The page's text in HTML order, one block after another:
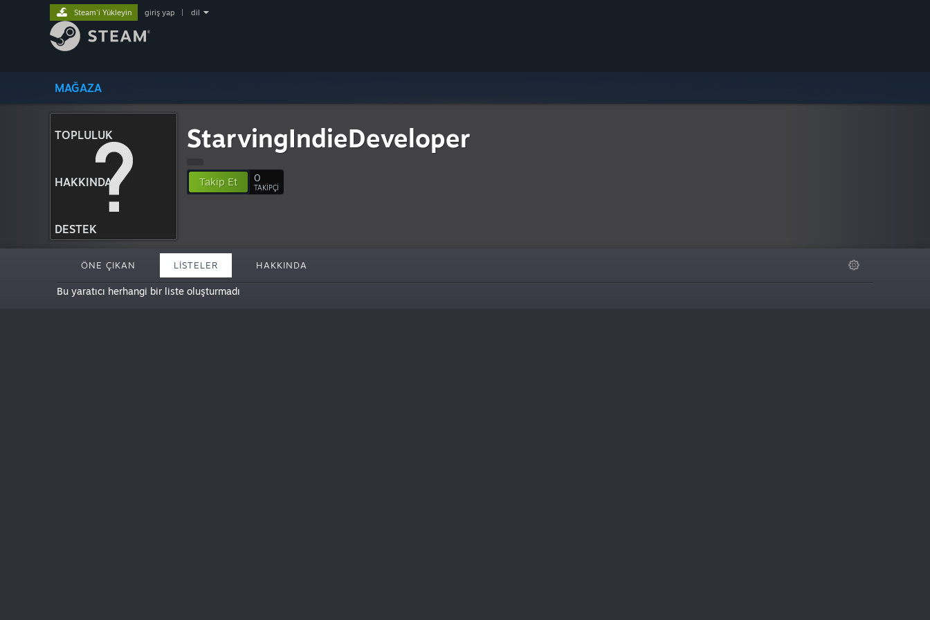
MAĞAZA
TOPLULUK
HAKKINDA
DESTEK
Steam'i Yükleyin giriş yap dil
StarvingIndieDeveloper
Takip Et 0
TAKIPÇI
ÖNE ÇIKAN LISTELER HAKKINDA
Bu yaratıcı herhangi bir liste oluşturmadı